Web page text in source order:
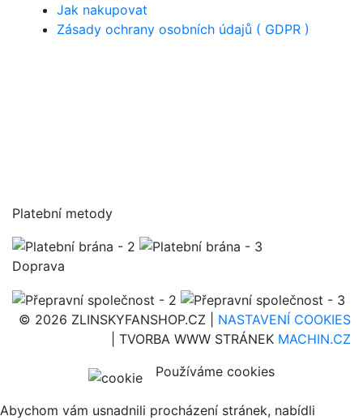
Jak nakupovat
Zásady ochrany osobních údajů ( GDPR )
Platební metody
Doprava
© 2026 ZLINSKYFANSHOP.CZ | NASTAVENÍ COOKIES
| TVORBA WWW STRÁNEK MACHIN.CZ
Používáme cookies
Abychom vám usnadnili procházení stránek, nabídli